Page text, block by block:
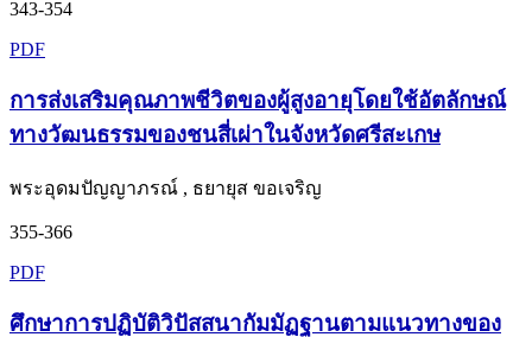
343-354
PDF
การส่งเสริมคุณภาพชีวิตของผู้สูงอายุโดยใช้อัตลักษณ์
ทางวัฒนธรรมของชนสี่เผ่าในจังหวัดศรีสะเกษ
พระอุดมปัญญาภรณ์ , ธยายุส ขอเจริญ
355-366
PDF
ศึกษาการปฏิบัติวิปัสสนากัมมัฏฐานตามแนวทางของ